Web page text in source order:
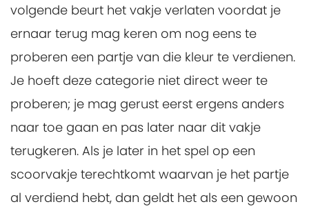
volgende beurt het vakje verlaten voordat je
ernaar terug mag keren om nog eens te
proberen een partje van die kleur te verdienen.
Je hoeft deze categorie niet direct weer te
proberen; je mag gerust eerst ergens anders
naar toe gaan en pas later naar dit vakje
terugkeren. Als je later in het spel op een
scoorvakje terechtkomt waarvan je het partje
al verdiend hebt, dan geldt het als een gewoon